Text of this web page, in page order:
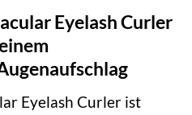
Eyelash Curler
Eyelash Curler ist